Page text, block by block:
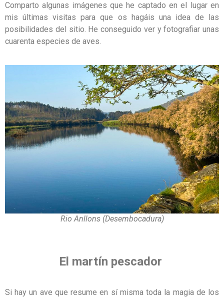
Comparto algunas imágenes que he captado en el lugar en
mis últimas visitas para que os hagáis una idea de las
posibilidades del sitio. He conseguido ver y fotografiar unas
cuarenta especies de aves.
Rio Anllons (Desembocadura)
El martín pescador
Si hay un ave que resume en sí misma toda la magia de los